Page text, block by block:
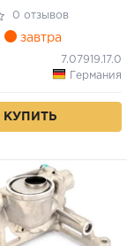
0 отзывов
завтра
7.07919.17.0
Германия
КУПИТЬ